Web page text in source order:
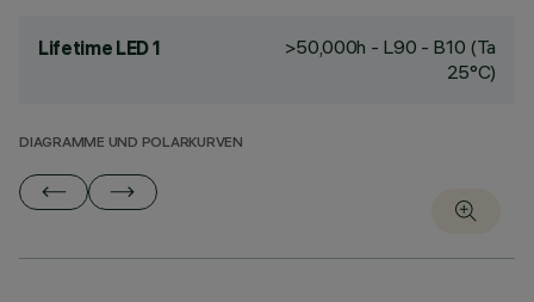
Lifetime LED 1
>50,000h - L90 - B10 (Ta
25°C)
DIAGRAMME UND POLARKURVEN